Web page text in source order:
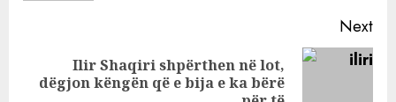
Next
Next
Ilir Shaqiri shpërthen në lot,
dëgjon këngën që e bija e ka bërë